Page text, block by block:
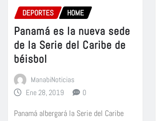
DEPORTES HOME
Panamá es la nueva sede
de la Serie del Caribe de
béisbol
ManabiNoticias
Ene 28, 2019
0
Panamá albergará la Serie del Caribe